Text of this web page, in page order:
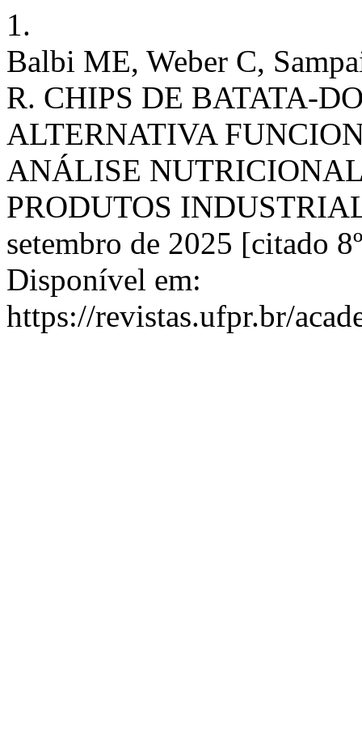
1.
Balbi ME, Weber C,
R. CHIPS DE BATATA-
ALTERNATIVA
ANÁLISE
PRODUTOS
setembro de 2025 [citado
Disponível em:
https://revistas.ufpr.br/